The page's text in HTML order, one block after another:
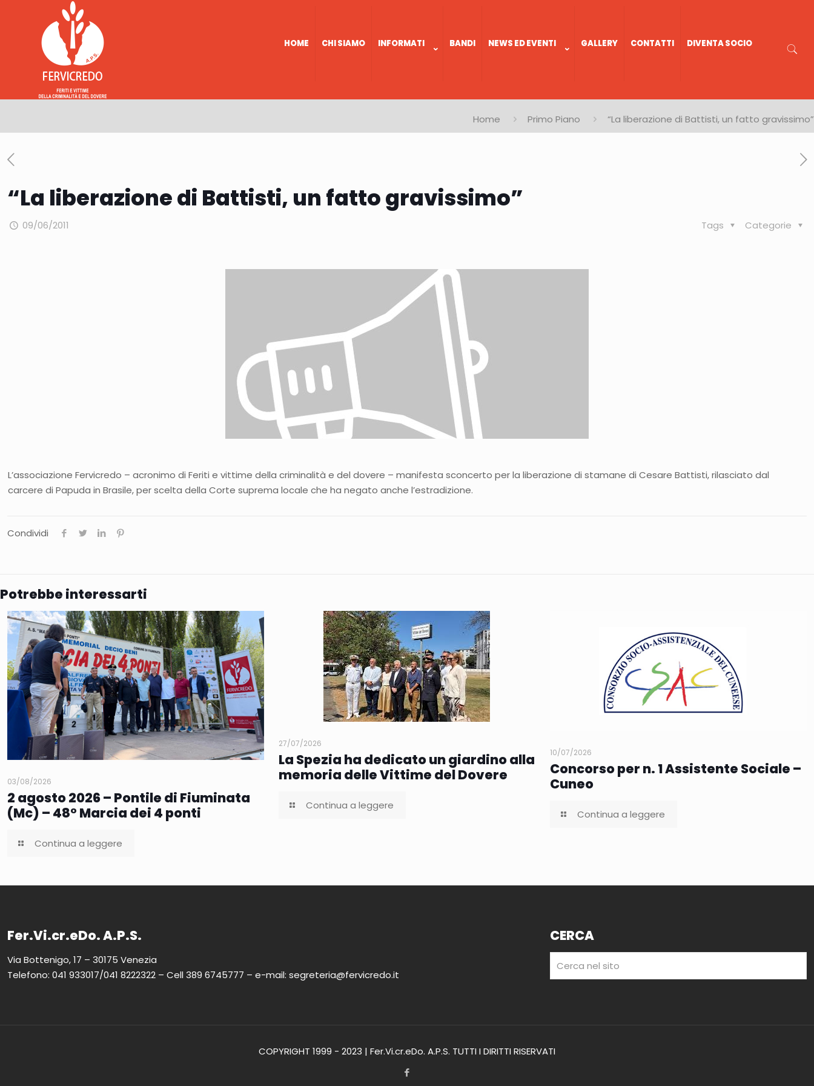
HOME CHI SIAMO INFORMATI BANDI NEWS ED EVENTI GALLERY CONTATTI DIVENTA SOCIO
Home Primo Piano “La liberazione di Battisti, un fatto gravissimo”
“La liberazione di Battisti, un fatto gravissimo”
09/06/2011 Categorie
Tags
L’associazione Fervicredo – acronimo di Feriti e vittime della criminalità e del dovere – manifesta sconcerto per la liberazione di stamane di Cesare Battisti, rilasciato dal
carcere di Papuda in Brasile, per scelta della Corte suprema locale che ha negato anche l’estradizione.
Condividi
Potrebbe interessarti
03/08/2026
2 agosto 2026 – Pontile di Fiuminata
(Mc) – 48° Marcia dei 4 ponti
Continua a leggere
27/07/2026
La Spezia ha dedicato un giardino alla
memoria delle Vittime del Dovere
Continua a leggere
10/07/2026
Concorso per n. 1 Assistente Sociale –
Cuneo
Continua a leggere
Fer.Vi.cr.eDo. A.P.S.
Via Bottenigo, 17 – 30175 Venezia
Telefono: 041 933017/041 8222322 – Cell 389 6745777 – e-mail: segreteria@fervicredo.it
CERCA
COPYRIGHT 1999 - 2023 | Fer.Vi.cr.eDo. A.P.S. TUTTI I DIRITTI RISERVATI